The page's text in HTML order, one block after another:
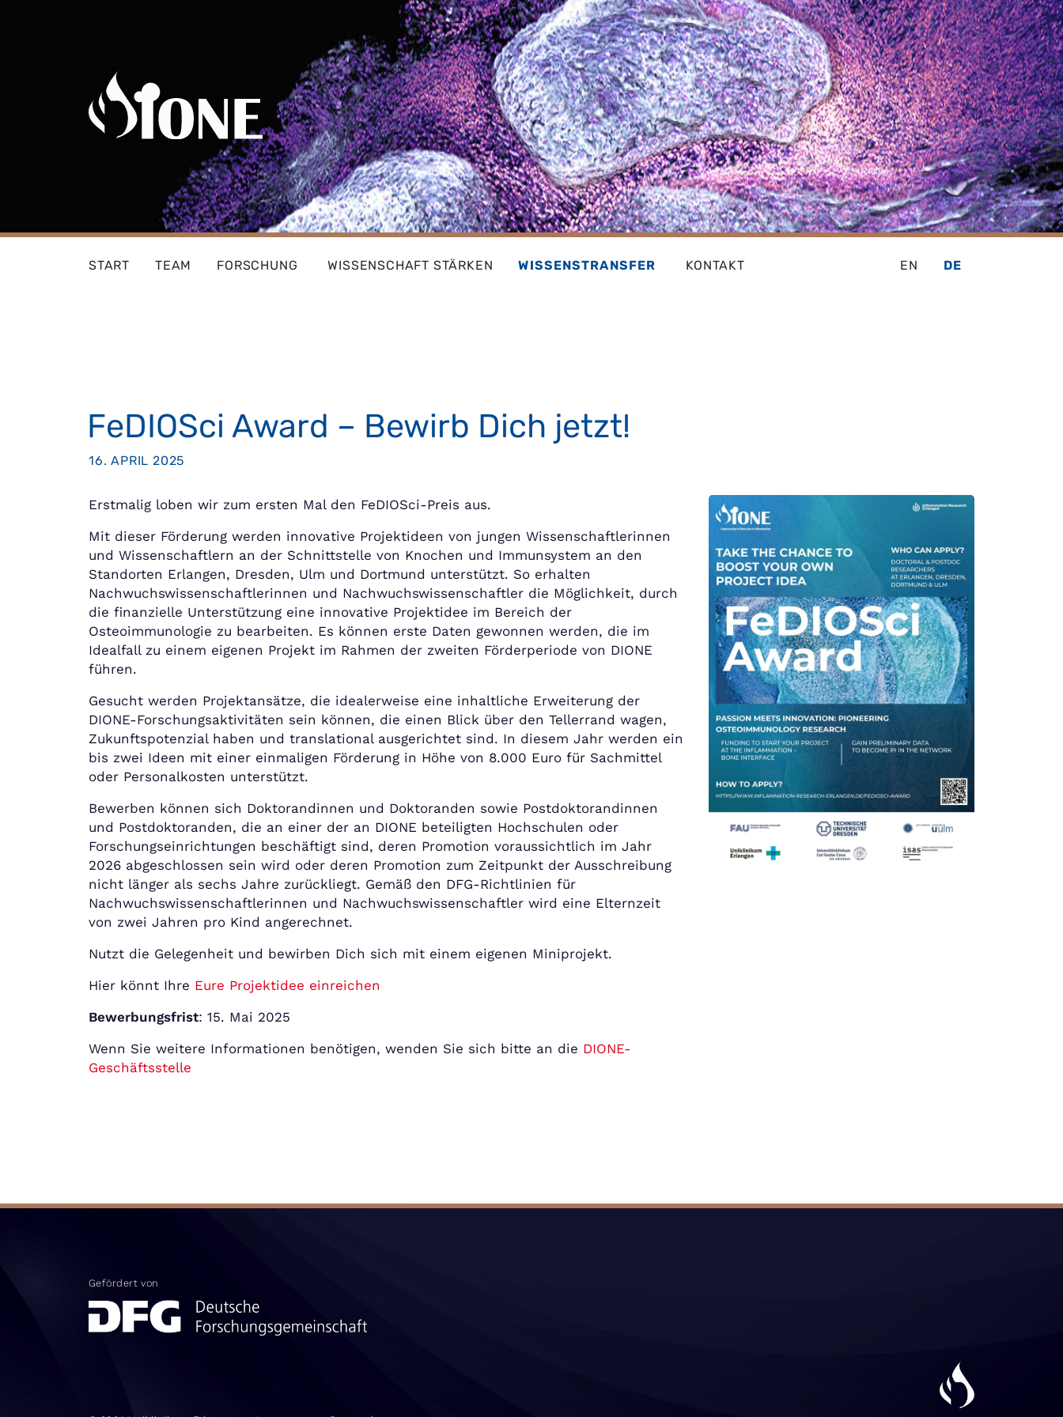
START TEAM FORSCHUNG WISSENSCHAFT STÄRKEN WISSENSTRANSFER KONTAKT EN DE
FeDIOSci Award – Bewirb Dich jetzt!
16. APRIL 2025
Erstmalig loben wir zum ersten Mal den FeDIOSci-Preis aus.
Mit dieser Förderung werden innovative Projektideen von jungen Wissenschaftlerinnen
und Wissenschaftlern an der Schnittstelle von Knochen und Immunsystem an den
Standorten Erlangen, Dresden, Ulm und Dortmund unterstützt. So erhalten
Nachwuchswissenschaftlerinnen und Nachwuchswissenschaftler die Möglichkeit, durch
die finanzielle Unterstützung eine innovative Projektidee im Bereich der
Osteoimmunologie zu bearbeiten. Es können erste Daten gewonnen werden, die im
Idealfall zu einem eigenen Projekt im Rahmen der zweiten Förderperiode von DIONE
führen.
Gesucht werden Projektansätze, die idealerweise eine inhaltliche Erweiterung der
DIONE-Forschungsaktivitäten sein können, die einen Blick über den Tellerrand wagen,
Zukunftspotenzial haben und translational ausgerichtet sind. In diesem Jahr werden ein
bis zwei Ideen mit einer einmaligen Förderung in Höhe von 8.000 Euro für Sachmittel
oder Personalkosten unterstützt.
Bewerben können sich Doktorandinnen und Doktoranden sowie Postdoktorandinnen
und Postdoktoranden, die an einer der an DIONE beteiligten Hochschulen oder
Forschungseinrichtungen beschäftigt sind, deren Promotion voraussichtlich im Jahr
2026 abgeschlossen sein wird oder deren Promotion zum Zeitpunkt der Ausschreibung
nicht länger als sechs Jahre zurückliegt. Gemäß den DFG-Richtlinien für
Nachwuchswissenschaftlerinnen und Nachwuchswissenschaftler wird eine Elternzeit
von zwei Jahren pro Kind angerechnet.
Nutzt die Gelegenheit und bewirben Dich sich mit einem eigenen Miniprojekt.
Hier könnt Ihre Eure Projektidee einreichen
Bewerbungsfrist: 15. Mai 2025
Wenn Sie weitere Informationen benötigen, wenden Sie sich bitte an die DIONE-
Geschäftsstelle
Gefördert von